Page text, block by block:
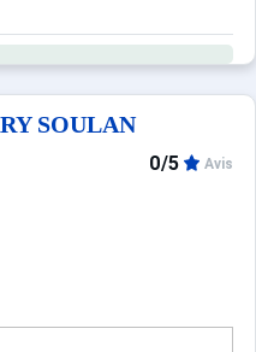
sur place et à réserver
spécifiquement
SOULAN
0/5 Avis